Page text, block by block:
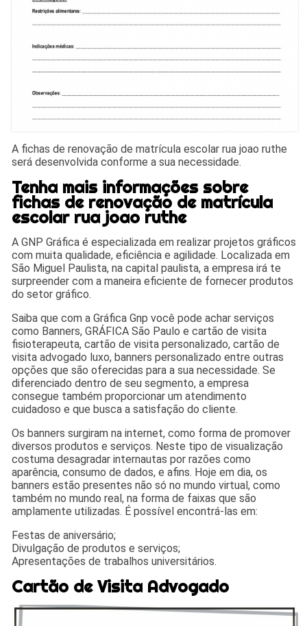
A fichas de renovação de matrícula escolar rua joao ruthe
será desenvolvida conforme a sua necessidade.
Tenha mais informações sobre
fichas de renovação de matrícula
escolar rua joao ruthe
A GNP Gráfica é especializada em realizar projetos gráficos
com muita qualidade, eficiência e agilidade. Localizada em
São Miguel Paulista, na capital paulista, a empresa irá te
surpreender com a maneira eficiente de fornecer produtos
do setor gráfico.
Saiba que com a Gráfica Gnp você pode achar serviços
como Banners, GRÁFICA São Paulo e cartão de visita
fisioterapeuta, cartão de visita personalizado, cartão de
visita advogado luxo, banners personalizado entre outras
opções que são oferecidas para a sua necessidade. Se
diferenciado dentro de seu segmento, a empresa
consegue também proporcionar um atendimento
cuidadoso e que busca a satisfação do cliente.
Os banners surgiram na internet, como forma de promover
diversos produtos e serviços. Neste tipo de visualização
costuma desagradar internautas por razões como
aparência, consumo de dados, e afins. Hoje em dia, os
banners estão presentes não só no mundo virtual, como
também no mundo real, na forma de faixas que são
amplamente utilizadas. É possível encontrá-las em:
Festas de aniversário;
Divulgação de produtos e serviços;
Apresentações de trabalhos universitários.
Cartão de Visita Advogado